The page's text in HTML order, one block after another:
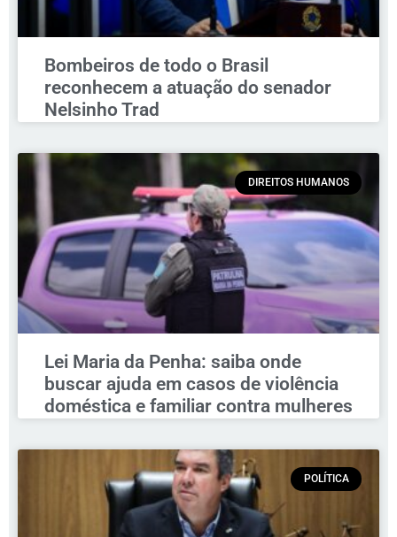
Bombeiros de todo o Brasil
reconhecem a atuação do senador
Nelsinho Trad
DIREITOS HUMANOS
Lei Maria da Penha: saiba onde
buscar ajuda em casos de violência
doméstica e familiar contra mulheres
POLÍTICA